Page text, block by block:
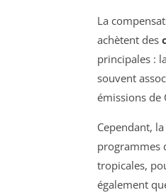
La
achètent des
principales :
souvent
émissions de
Cependant,
programmes
tropicales,
également